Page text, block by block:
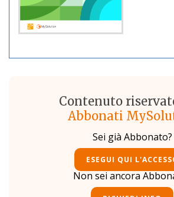
Contenuto
Abbonati
Sei già Abbonato?
ESEGUI QUI
Non sei ancora